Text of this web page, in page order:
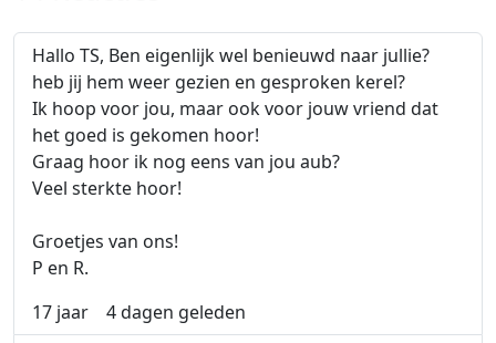
Hallo TS, Ben eigenlijk wel benieuwd naar jullie?
heb jij hem weer gezien en gesproken kerel?
Ik hoop voor jou, maar ook voor jouw vriend dat
het goed is gekomen hoor!
Graag hoor ik nog eens van jou aub?
Veel sterkte hoor!
Groetjes van ons!
P en R.
17 jaar
4 dagen geleden